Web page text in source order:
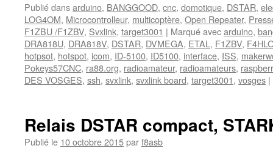
Publié dansarduino, BANGGOOD, cnc, domotique, DSTAR,
LOG4OM, Microcontrolleur, multicoptère, Open Repeater,
F1ZBU /F1ZBV, Svxlink, target3001 | Marqué avecarduino,
DRA818U, DRA818V, DSTAR, DVMEGA, ETAL , F1ZBV,
hotpsot, hotspot, icom, ID-5100, ID5100, interface, ISS,
Pokeys57CNC, ra88.org, radioamateur, radioamateurs,
DES VOSGES, ssh, svxlink, svxlink board, target3001, vosges |
Relais DSTAR compact,
Publié le 10 octobre 2015parf8asb